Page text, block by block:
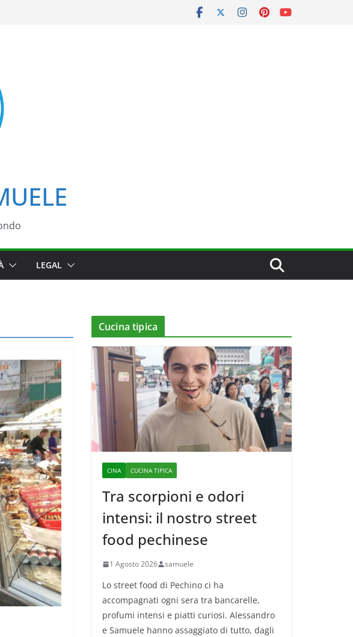
LEGAL
Cucina tipica
CINA CUCINA TIPICA
Tra scorpioni e odori
intensi: il nostro street
food pechinese
1 Agosto 2026 samuele
Lo street food di Pechino ci ha
accompagnati ogni sera tra bancarelle,
profumi intensi e piatti curiosi. Alessandro
e Samuele hanno assaggiato di tutto, dagli